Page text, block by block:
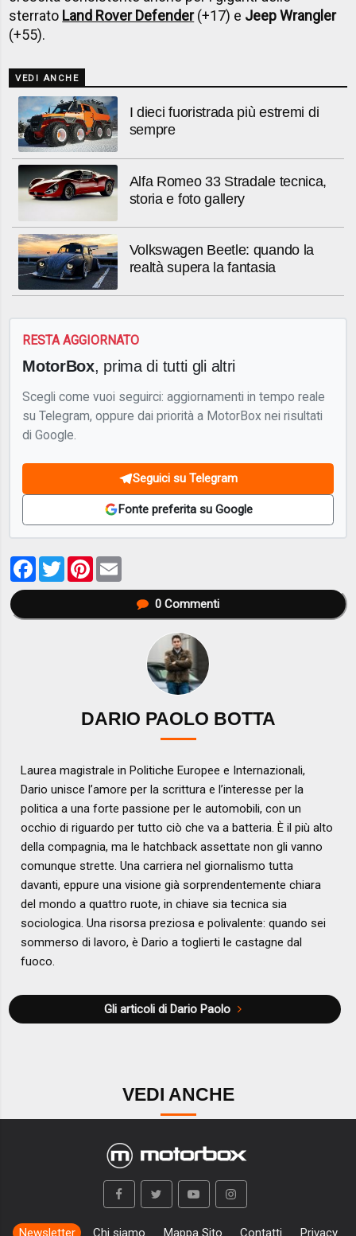
sterrato Land Rover Defender(+17) e Jeep Wrangler
(+55).
VEDI ANCHE
I dieci fuoristrada più estremi di
sempre
Alfa Romeo 33 Stradale tecnica,
storia e foto gallery
Volkswagen Beetle: quando la
realtà supera la fantasia
RESTA AGGIORNATO
MotorBox, prima di tutti gli altri
Scegli come vuoi seguirci: aggiornamenti in tempo reale
su Telegram, oppure dai priorità a MotorBox nei risultati
di Google.
Seguici su Telegram
Fonte preferita su Google
Facebook
TwitterPinterest
0Commenti
DARIO PAOLO BOTTA
Laurea magistrale in Politiche Europee e Internazionali,
Dario unisce l’amore per la scrittura e l’interesse per la
politica a una forte passione per le automobili, con un
occhio di riguardo per tutto ciò che va a batteria. È il più alto
della compagnia, ma le hatchback assettate non gli vanno
comunque strette. Una carriera nel giornalismo tutta
davanti, eppure una visione già sorprendentemente chiara
del mondo a quattro ruote, in chiave sia tecnica sia
sociologica. Una risorsa preziosa e polivalente: quando sei
sommerso di lavoro, è Dario a toglierti le castagne dal
fuoco.
Gli articoli di Dario Paolo
VEDI ANCHE
Newsletter Chi siamo Mappa Sito Contatti Privacy